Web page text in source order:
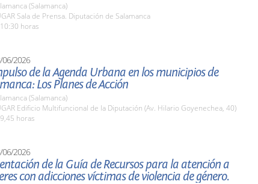
(Salamanca)
Sala de Prensa. Diputación de Salamanca
horas
06/2026
de la Agenda Urbana en los municipios de
Los Planes de Acción
(Salamanca)
Edificio Multifuncional de la Diputación (Av. Hilario Goyenechea, 40)
horas
06/2026
de la Guía de Recursos para la atención a
con adicciones víctimas de violencia de género.